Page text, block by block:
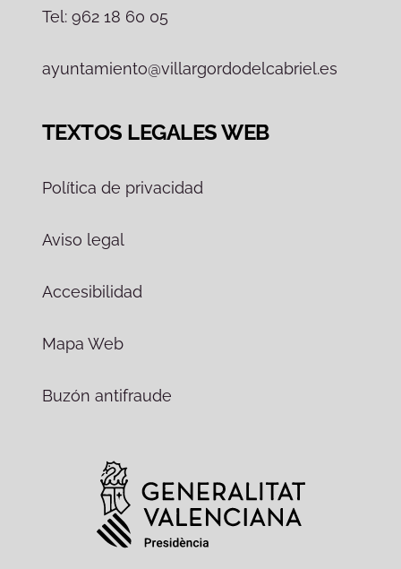
Tel: 962 18 60 05
ayuntamiento@villargordodelcabriel.es
TEXTOS LEGALES WEB
Política de privacidad
Aviso legal
Accesibilidad
Mapa Web
Buzón antifraude